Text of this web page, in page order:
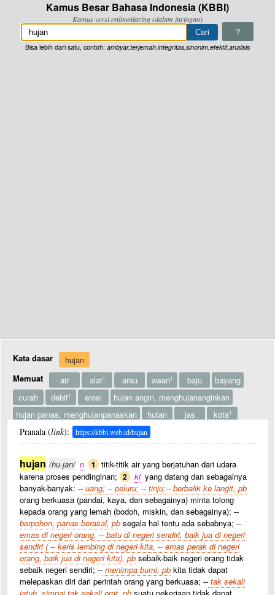
Kamus Besar Bahasa Indonesia (KBBI)
Kamus versi online/daring (dalam jaringan)
?
Bisa lebih dari satu, contoh: ambyar,terjemah,integritas,sinonim,efektif,analisis
Kata dasar
hujan
Memuat
air alat1 arau awan1 baju
bayang
curah
debit1 erosi
hujan angin, menghujananginkan
hujan panas, menghujanpanaskan
hutan jas kota1
lahar musim pawang
pokok
Lainnya
sawah stasiun takar tetes1 turun1
hujan biasa, mulai dan berhenti tibatiba dan berlangsung sebentar
hujan asam
Pranala (link): https://kbbi.web.id/hujan
hujan /hu·jan/ n 1 titik-titik air yang berjatuhan dari udara
karena proses pendinginan; 2 ki yang datang dan sebagainya
banyak-banyak: -- uang; -- peluru; -- tinju;-- berbalik ke langit, pb
orang berkuasa (pandai, kaya, dan sebagainya) minta tolong
kepada orang yang lemah (bodoh, miskin, dan sebagainya); --
berpohon, panas berasal, pb segala hal tentu ada sebabnya; --
emas di negeri orang, -- batu di negeri sendiri, baik jua di negeri
sendiri ( -- keris lembing di negeri kita, -- emas perak di negeri
orang, baik jua di negeri kita), pb sebaik-baik negeri orang tidak
sebaik negeri sendiri; -- menimpa bumi, pb kita tidak dapat
melepaskan diri dari perintah orang yang berkuasa; -- tak sekali